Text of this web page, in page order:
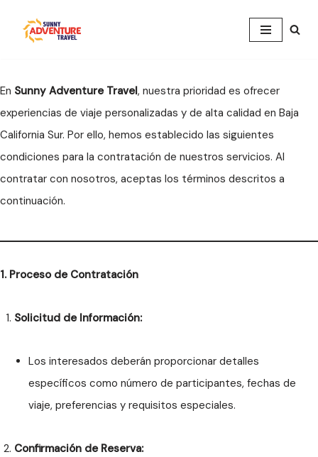
Saltar
contenido
En Sunny Adventure Travel, nuestra prioridad es ofrecer
experiencias de viaje personalizadas y de alta calidad en Baja
California Sur. Por ello, hemos establecido las siguientes
condiciones para la contratación de nuestros servicios. Al
contratar con nosotros, aceptas los términos descritos a
continuación.
1. Proceso de Contratación
Solicitud de Información:
Los interesados deberán proporcionar detalles
específicos como número de participantes, fechas de
viaje, preferencias y requisitos especiales.
Confirmación de Reserva: